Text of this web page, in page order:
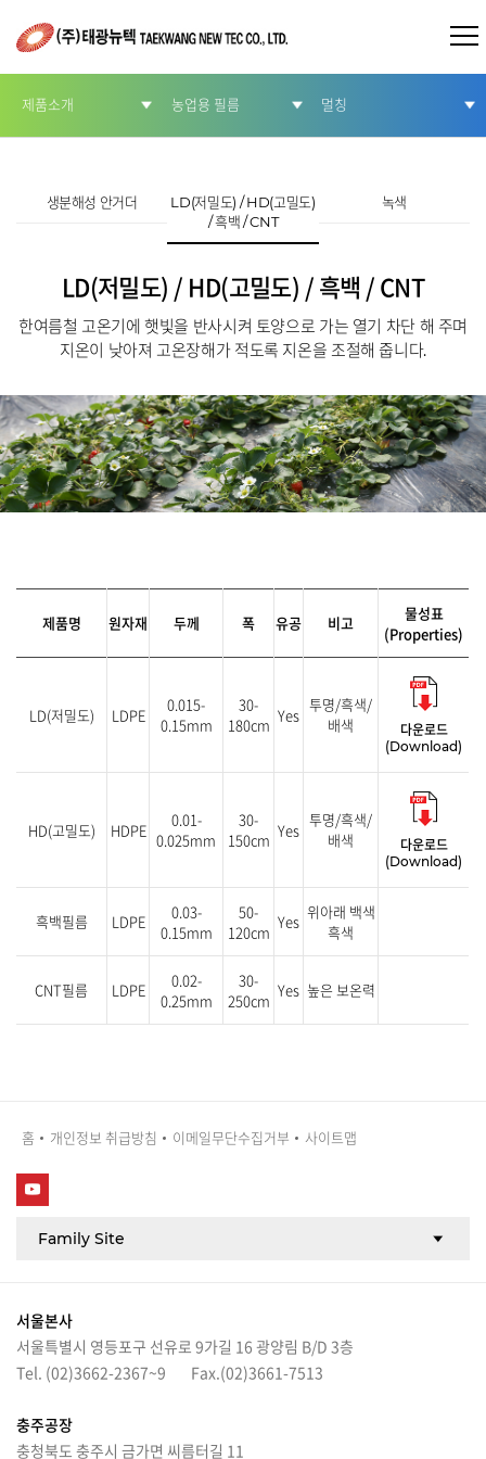
제품소개
인증현황
홍보센터
농업용 필름 멀칭
터널용 필름
생분해성 안거더
LD(저밀도) / HD(고밀도)
/ 흑백 / CNT
녹색
LD(저밀도) / HD(고밀도) / 흑백 / CNT
한여름철 고온기에 햇빛을 반사시켜 토양으로 가는 열기 차단 해 주며
지온이 낮아져 고온장해가 적도록 지온을 조절해 줍니다.
제품명 원자재 두께 폭 유공 비고
물성표
(Properties)
LD(저밀도) LDPE
0.015-
0.15mm
30-
180cm Yes
투명/흑색/
배색
다운로드
(Download)
HD(고밀도) HDPE
0.01-
0.025mm
30-
150cm Yes
투명/흑색/
배색
다운로드
(Download)
흑백필름 LDPE
0.03-
0.15mm
50-
120cm
Yes 위아래 백색
흑색
CNT필름 LDPE
0.02-
0.25mm
30-
250cm
Yes 높은 보온력
홈 개인정보 취급방침 이메일무단수집거부 사이트맵
서울본사
서울특별시 영등포구 선유로 9가길 16 광양림 B/D 3층
Tel. (02)3662-2367~9
Fax.(02)3661-7513
충주공장
충청북도 충주시 금가면 씨름터길 11